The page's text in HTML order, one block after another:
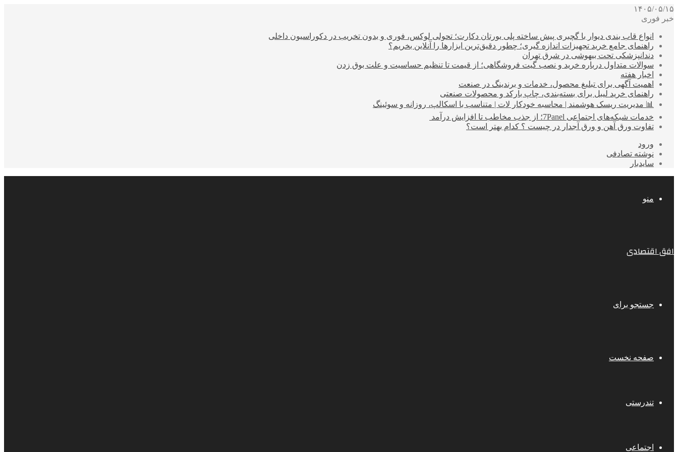
۱۴۰۵/۰۵/۱۵
خبر فوری
انواع قاب بندی دیوار با گچبری پیش ساخته پلی یورتان دکارت؛ تحولی لوکس، فوری و بدون تخریب در دکوراسیون داخلی
راهنمای جامع خرید تجهیزات اندازه گیری؛ چطور دقیق‌ترین ابزارها را آنلاین بخریم؟
دندانپزشکی تحت بیهوشی در شرق تهران
سوالات متداول درباره خرید و نصب گیت فروشگاهی؛ از قیمت تا تنظیم حساسیت و علت بوق زدن
اخبار هفته
اهمیت آگهی برای تبلیغ محصول، خدمات و برندینگ در صنعت
راهنمای خرید لیبل برای بسته‌بندی، چاپ بارکد و محصولات صنعتی
📊 مدیریت ریسک هوشمند | محاسبه خودکار لات | متناسب با اسکالپ، روزانه و سوئینگ
خدمات شبکه‌های اجتماعی 7Panel؛ از جذب مخاطب تا افزایش درآمد
تفاوت ورق آهن و ورق آجدار در چیست ؟ کدام بهتر است؟
ورود
نوشته تصادفی
سایدبار
منو
افق اقتصادی
جستجو برای
صفحه نخست
تندرستی
اجتماعی